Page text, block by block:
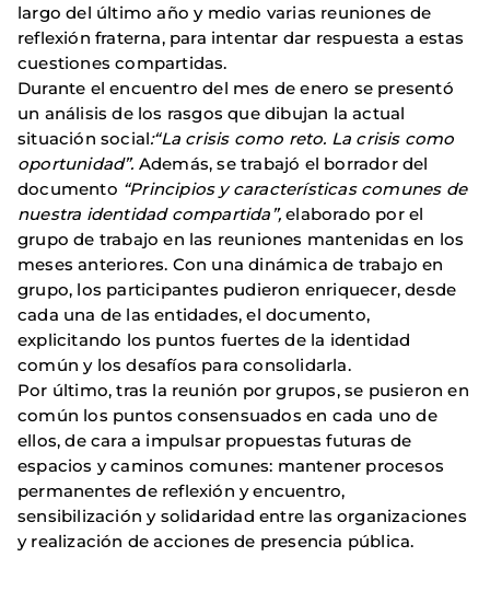
largo del último año y medio varias reuniones de
reflexión fraterna, para intentar dar respuesta a estas
cuestiones compartidas.
Durante el encuentro del mes de enero se presentó
un análisis de los rasgos que dibujan la actual
situación social:“La crisis como reto. La crisis como
oportunidad”. Además, se trabajó el borrador del
documento “Principios y características comunes de
nuestra identidad compartida”, elaborado por el
grupo de trabajo en las reuniones mantenidas en los
meses anteriores. Con una dinámica de trabajo en
grupo, los participantes pudieron enriquecer, desde
cada una de las entidades, el documento,
explicitando los puntos fuertes de la identidad
común y los desafíos para consolidarla.
Por último, tras la reunión por grupos, se pusieron en
común los puntos consensuados en cada uno de
ellos, de cara a impulsar propuestas futuras de
espacios y caminos comunes: mantener procesos
permanentes de reflexión y encuentro,
sensibilización y solidaridad entre las organizaciones
y realización de acciones de presencia pública.